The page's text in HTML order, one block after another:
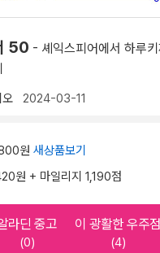
50 - 셰익스피어에서 하루
오 2024-03-11
원 새상품보기
원 + 마일리지 1,190점
라딘 중고
(0)
이 광활한 우주점
(4)